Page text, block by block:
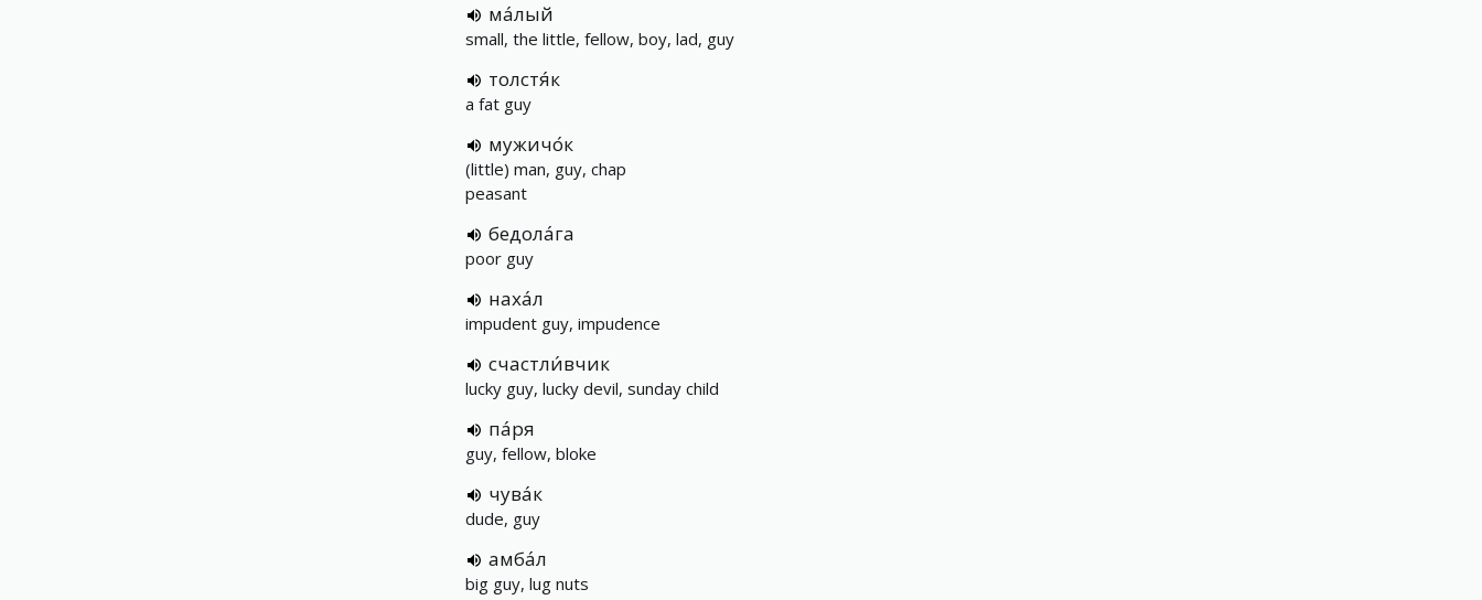
ма́лый
small, the little, fellow, boy, lad, guy
толстя́к
a fat guy
мужичо́к
(little) man, guy, chap
peasant
бедола́га
poor guy
наха́л
impudent guy, impudence
счастли́вчик
lucky guy, lucky devil, sunday child
па́ря
guy, fellow, bloke
чува́к
dude, guy
амба́л
big guy, lug nuts